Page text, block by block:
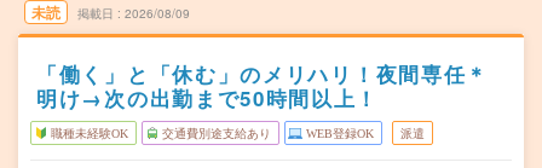
未読 掲載日 2026/08/09
「働く」と「休む」のメリハリ！夜間専任＊
明け→次の出勤まで50時間以上！
職種未経験OK 交通費別途支給あり WEB登録OK 派遣